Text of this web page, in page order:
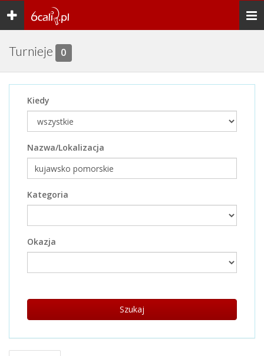
Toggle
navigation
Turnieje 0
Kiedy
Nazwa/Lokalizacja
Kategoria
Okazja
Szukaj